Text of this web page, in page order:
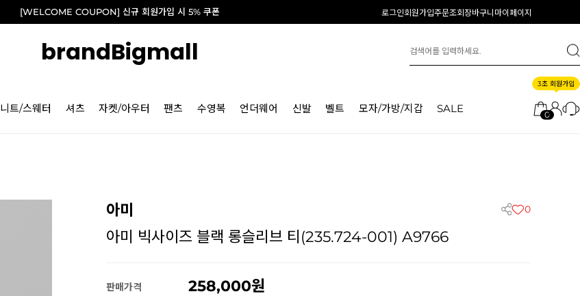
[WELCOME COUPON] 신규 회원가입 시 5% 쿠폰 로그인회원가입주문조회장바구니 마이페이지
brandBigmall
니트/스웨터 셔츠 자켓/아우터 팬츠 수영복 언더웨어 신발 벨트 모자/가방/지갑 SALE 0
3초 회원가입
아미 0
아미 빅사이즈 블랙 롱슬리브 티(235.724-001) A9766
판매가격 258,000